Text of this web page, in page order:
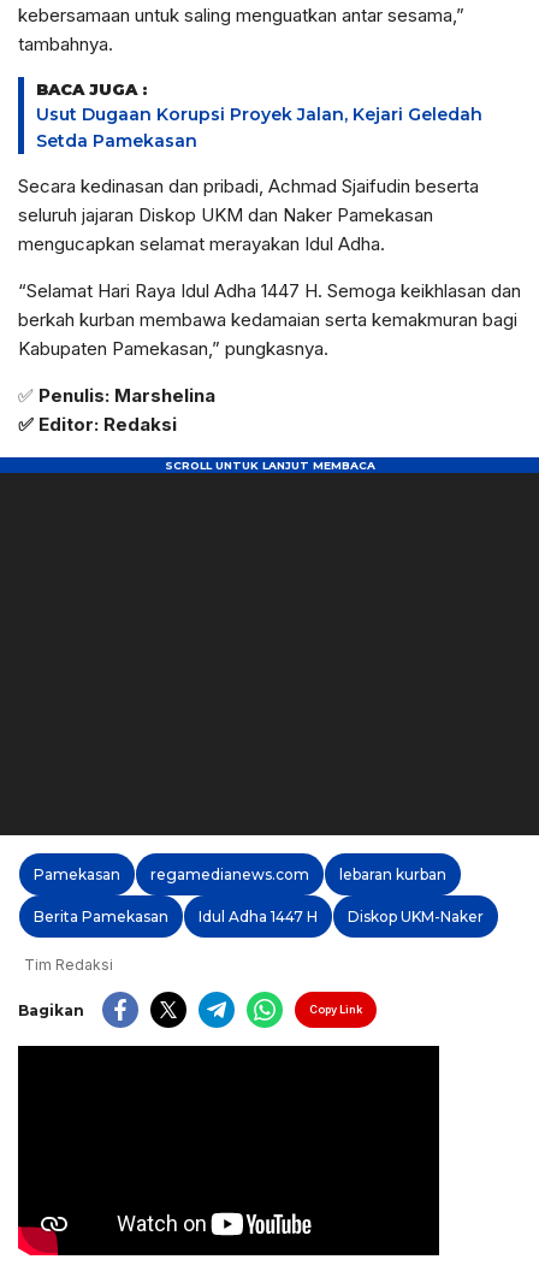
kebersamaan untuk saling menguatkan antar sesama,”
tambahnya.
BACA JUGA :
Usut Dugaan Korupsi Proyek Jalan, Kejari Geledah
Setda Pamekasan
Secara kedinasan dan pribadi, Achmad Sjaifudin beserta
seluruh jajaran Diskop UKM dan Naker Pamekasan
mengucapkan selamat merayakan Idul Adha.
“Selamat Hari Raya Idul Adha 1447 H. Semoga keikhlasan dan
berkah kurban membawa kedamaian serta kemakmuran bagi
Kabupaten Pamekasan,” pungkasnya.
✅ Penulis: Marshelina
✅ Editor: Redaksi
Pamekasan regamedianews.com lebaran kurban
Berita Pamekasan Idul Adha 1447 H Diskop UKM-Naker
Tim Redaksi
Bagikan Copy Link